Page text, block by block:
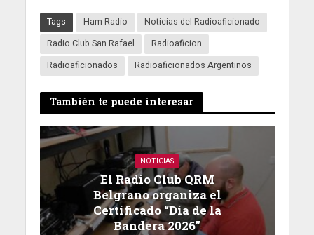
Tags Ham Radio
Noticias del Radioaficionado
Radio Club San Rafael
Radioaficion
Radioaficionados
Radioaficionados Argentinos
También te puede interesar
NOTICIAS
El Radio Club QRM
Belgrano organiza el
Certificado “Día de la
Bandera 2026”